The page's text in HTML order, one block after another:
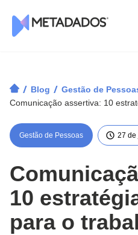
/ Blog / Gestão de
Comunicação assertiva: 10
Gestão de Pessoas 27 de
10
para o